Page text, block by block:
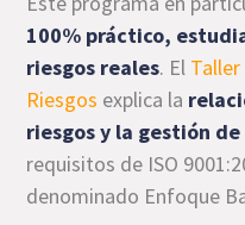
100% práctico,
riesgos reales. El
Riesgos explica la
riesgos y la gestión
requisitos de ISO
denominado Enfoque